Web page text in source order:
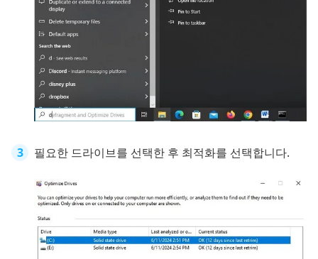
필요한 드라이브를 선택한 후 최적화를 선택합니다.